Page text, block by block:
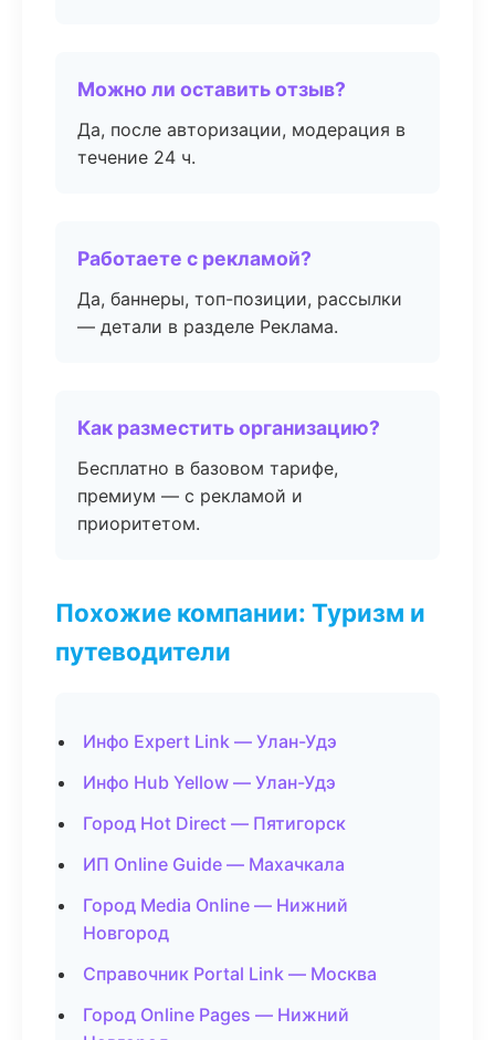
Можно ли оставить отзыв?
Да, после авторизации, модерация в
течение 24 ч.
Работаете с рекламой?
Да, баннеры, топ-позиции, рассылки
— детали в разделе Реклама.
Как разместить организацию?
Бесплатно в базовом тарифе,
премиум — с рекламой и
приоритетом.
Похожие компании: Туризм и
путеводители
Инфо Expert Link — Улан-Удэ
Инфо Hub Yellow — Улан-Удэ
Город Hot Direct — Пятигорск
ИП Online Guide — Махачкала
Город Media Online — Нижний
Новгород
Справочник Portal Link — Москва
Город Online Pages — Нижний